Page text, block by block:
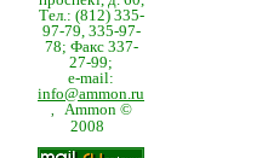
Тел.: (812) 335-
97-79, 335-97-
78; Факс 337-
27-99;
e-mail:
info@ammon.ru
Ammon ©
2008